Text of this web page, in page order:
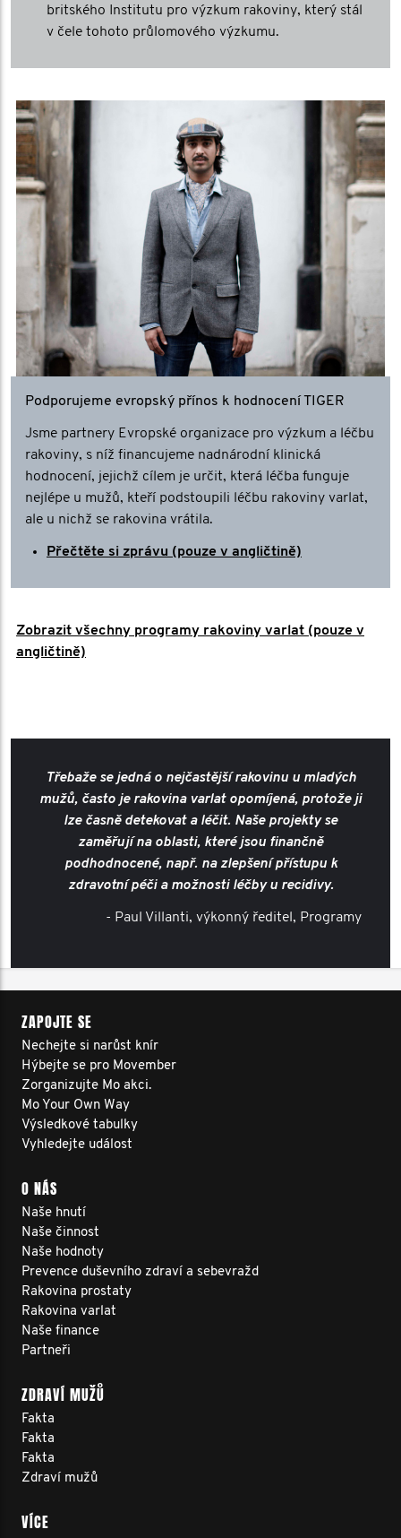
britského Institutu pro výzkum rakoviny, který stál
v čele tohoto průlomového výzkumu.
Podporujeme evropský přínos k hodnocení TIGER
Jsme partnery Evropské organizace pro výzkum a léčbu
rakoviny, s níž financujeme nadnárodní klinická
hodnocení, jejichž cílem je určit, která léčba funguje
nejlépe u mužů, kteří podstoupili léčbu rakoviny varlat,
ale u nichž se rakovina vrátila.
Přečtěte si zprávu (pouze v angličtině)
Zobrazit všechny programy rakoviny varlat (pouze v
angličtině)
Třebaže se jedná o nejčastější rakovinu u mladých
mužů, často je rakovina varlat opomíjená, protože ji
lze časně detekovat a léčit. Naše projekty se
zaměřují na oblasti, které jsou finančně
podhodnocené, např. na zlepšení přístupu k
zdravotní péči a možnosti léčby u recidivy.
- Paul Villanti, výkonný ředitel, Programy
ZAPOJTE SE
Nechejte si narůst knír
Hýbejte se pro Movember
Zorganizujte Mo akci.
Mo Your Own Way
Výsledkové tabulky
Vyhledejte událost
O NÁS
Naše hnutí
Naše činnost
Naše hodnoty
Prevence duševního zdraví a sebevražd
Rakovina prostaty
Rakovina varlat
Naše finance
Partneři
ZDRAVÍ MUŽŮ
Fakta
Fakta
Fakta
Zdraví mužů
VÍCE